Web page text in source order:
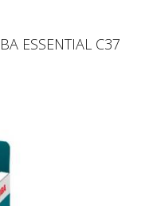
ESSENTIAL C37